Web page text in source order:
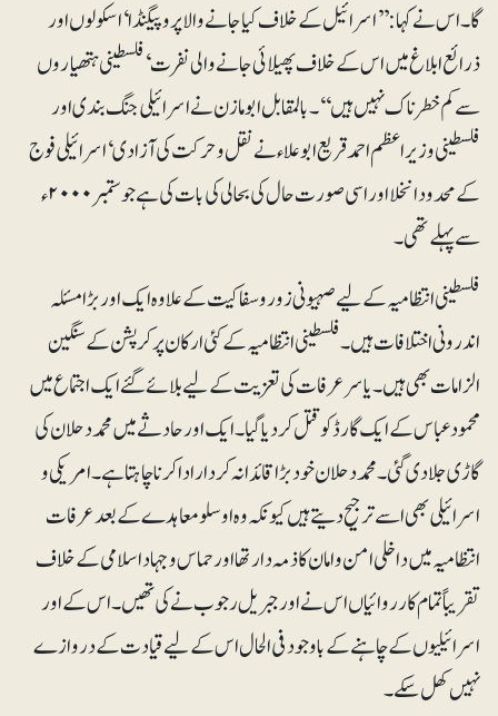
گا۔ اس نے کہا: ’’اسرائیل کے خلاف کیا جانے والا پروپیگنڈا‘ اسکولوں اور
ذرائع ابلاغ میں اس کے خلاف پھیلائی جانے والی نفرت‘ فلسطینی ہتھیاروں
سے کم خطرناک نہیں ہیں‘‘۔بالمقابل ابومازن نے اسرائیلی جنگ بندی اور
فلسطینی وزیراعظم احمدقریع ابوعلاء نے نقل و حرکت کی آزادی‘ اسرائیلی فوج
کے محدود انخلااور اسی صورت حال کی بحالی کی بات کی ہے جو ستمبر ۲۰۰۰ء
سے پہلے تھی۔
فلسطینی انتظامیہ کے لیے صہیونی زور و سفاکیت کے علاوہ ایک اور بڑا مسئلہ
اندرونی اختلافات ہیں۔ فلسطینی انتظامیہ کے کئی ارکان پر کرپشن کے سنگین
الزامات بھی ہیں۔ یاسر عرفات کی تعزیت کے لیے بلائے گئے ایک اجتماع میں
محمود عباس کے ایک گارڈ کو قتل کر دیا گیا۔ ایک اور حادثے میں محمد دحلان کی
گاڑی جلا دی گئی۔ محمد دحلان خود بڑا قائدانہ کردار ادا کرنا چاہتا ہے۔ امریکی و
اسرائیلی بھی اسے ترجیح دیتے ہیں کیونکہ وہ اوسلو معاہدے کے بعد عرفات
انتظامیہ میں داخلی امن و امان کا ذمہ دار تھا اور حماس و جہاد اسلامی کے خلاف
تقریباً تمام کارروائیاں اس نے اور جبریل رجوب نے کی تھیں۔ اس کے اور
اسرائیلیوں کے چاہنے کے باوجود فی الحال اس کے لیے قیادت کے دروازے
نہیں کھل سکے۔